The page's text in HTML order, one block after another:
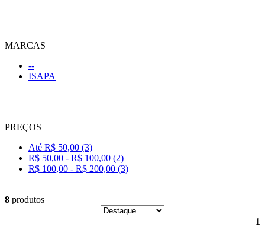
MARCAS
--
ISAPA
PREÇOS
Até R$ 50,00 (3)
R$ 50,00 - R$ 100,00 (2)
R$ 100,00 - R$ 200,00 (3)
8 produtos
1